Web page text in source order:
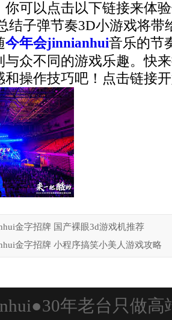
你可以点击以下链接来体
结子弹节奏3D小游戏将带
今年会jinnianhui音乐的节
与众不同的游戏乐趣。快
和操作技巧吧！点击链接
金字招牌 国产裸眼3d游戏机推荐
金字招牌 小程序搞笑小美人游戏攻略
年老台只做